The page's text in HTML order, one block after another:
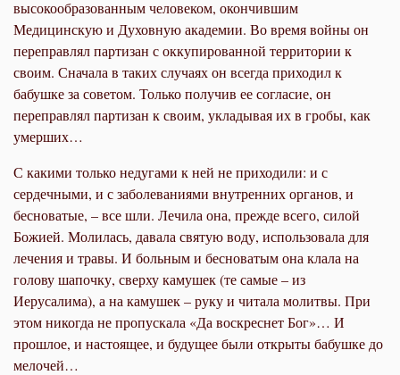
высокообразованным человеком, окончившим
Медицинскую и Духовную академии. Во время войны он
переправлял партизан с оккупированной территории к
своим. Сначала в таких случаях он всегда приходил к
бабушке за советом. Только получив ее согласие, он
переправлял партизан к своим, укладывая их в гробы, как
умерших…
С какими только недугами к ней не приходили: и с
сердечными, и с заболеваниями внутренних органов, и
бесноватые, – все шли. Лечила она, прежде всего, силой
Божией. Молилась, давала святую воду, использовала для
лечения и травы. И больным и бесноватым она клала на
голову шапочку, сверху камушек (те самые – из
Иерусалима), а на камушек – руку и читала молитвы. При
этом никогда не пропускала «Да воскреснет Бог»… И
прошлое, и настоящее, и будущее были открыты бабушке до
мелочей…